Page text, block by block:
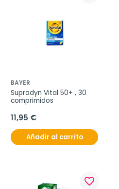
BAYER
Supradyn Vital 50+ , 30
comprimidos
11,95 €
Añadir al carrito
favorite_border